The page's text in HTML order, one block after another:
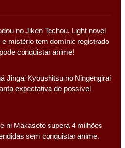
no Jiken Techou. Light novel
e mistério tem domínio registrado
conquistar anime!
Jingai Kyoushitsu no Ningengirai
expectativa de possível
ni Makasete supera 4 milhões
sem conquistar anime.